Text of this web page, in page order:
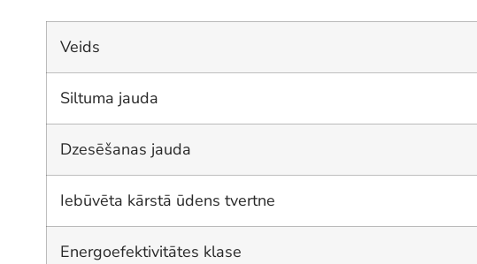
Veids
Siltuma jauda
Dzesēšanas jauda
Iebūvēta kārstā ūdens tvertne
Energoefektivitātes klase